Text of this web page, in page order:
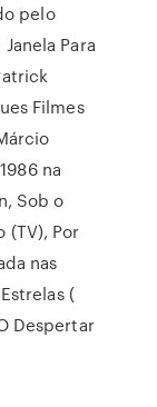
pelo
Para
Filmes
na
Sob o
(TV), Por
nas
(
Despertar